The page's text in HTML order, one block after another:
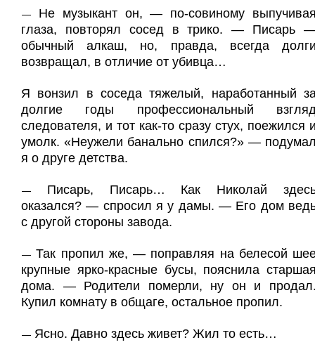
— Не музыкант он, — по-совиному
глаза, повторял сосед в трико. — Писарь
обычный алкаш, но, правда, всегда
возвращал, в отличие от убивца…
Я вонзил в соседа тяжелый, наработанный
долгие годы профессиональный
следователя, и тот как-то сразу стух, поежился
умолк. «Неужели банально спился?» —
я о друге детства.
— Писарь, Писарь… Как Николай
оказался? — спросил я у дамы. — Его дом
с другой стороны завода.
—Так пропил же, — поправляя на белесой
крупные ярко-красные бусы, пояснила
дома. — Родители померли, ну он и
Купил комнату в общаге, остальное пропил.
— Ясно. Давно здесь живет? Жил то есть…